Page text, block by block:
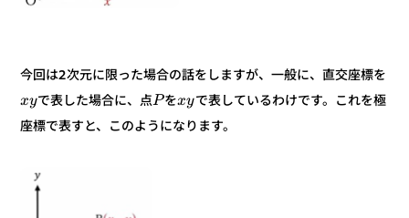
今回は2次元に限った場合の話をしますが、一般に、直交座標を
xyで表した場合に、点Pをxyで表しているわけです。これを極
座標で表すと、このようになります。